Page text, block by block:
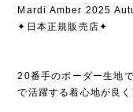
Mardi Amber 2025
✦日本正規販売店✦
20番手のボーダー生地
で活躍する着心地が良